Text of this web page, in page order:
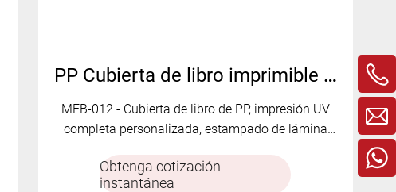
PP Cubierta de libro imprimible con impresión UV- MFB-012
MFB-012 - Cubierta de libro de PP, impresión UV
completa personalizada, estampado de lámina
Obtenga cotización
instantánea